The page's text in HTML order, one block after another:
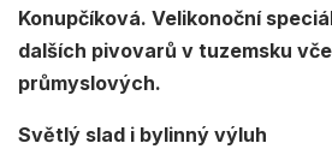
Konupčíková. Velikonoční
dalších pivovarů v tuzemsku
průmyslových.
Světlý slad i bylinný výluh